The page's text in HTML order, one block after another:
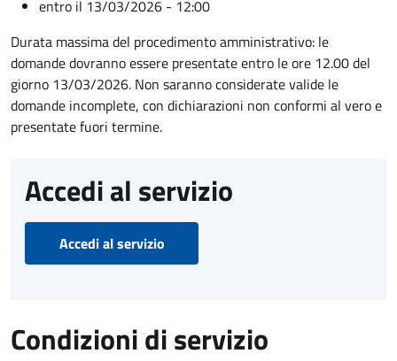
entro il 13/03/2026 - 12:00
Durata massima del procedimento amministrativo: le
domande dovranno essere presentate entro le ore 12.00 del
giorno 13/03/2026. Non saranno considerate valide le
domande incomplete, con dichiarazioni non conformi al vero e
presentate fuori termine.
Accedi al servizio
Accedi al servizio
Condizioni di servizio